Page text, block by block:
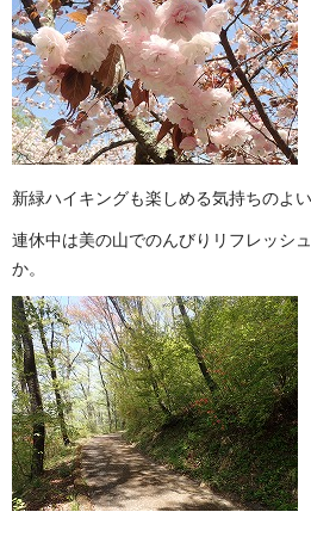
新緑ハイキングも楽しめる気持ちのよ
連休中は美の山でのんびりリフレッシ
か。